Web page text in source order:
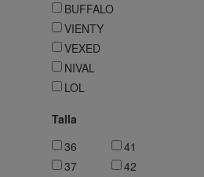
BUFFALO
VIENTY
VEXED
NIVAL
LOL
Talla
36
37
41
42